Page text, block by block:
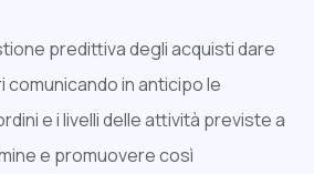
predittiva degli acquisti dare
comunicando in anticipo le
e i livelli delle attività previste a
e promuovere così